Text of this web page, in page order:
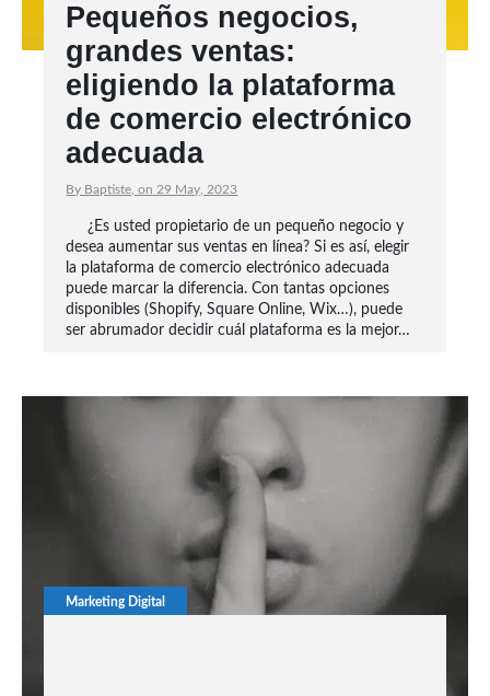
Pequeños negocios,
grandes ventas:
eligiendo la plataforma
de comercio electrónico
adecuada
By Baptiste, on 29 May, 2023
¿Es usted propietario de un pequeño negocio y
desea aumentar sus ventas en línea? Si es así, elegir
la plataforma de comercio electrónico adecuada
puede marcar la diferencia. Con tantas opciones
disponibles (Shopify, Square Online, Wix…), puede
ser abrumador decidir cuál plataforma es la mejor…
Marketing Digital